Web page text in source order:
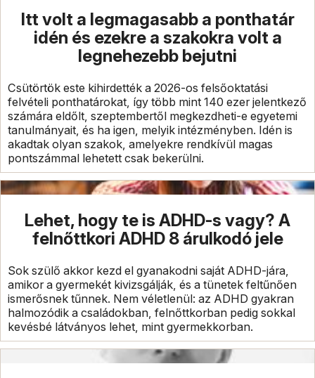
Itt volt a legmagasabb a ponthatár
idén és ezekre a szakokra volt a
legnehezebb bejutni
Csütörtök este kihirdették a 2026-os felsőoktatási
felvételi ponthatárokat, így több mint 140 ezer jelentkező
számára eldőlt, szeptembertől megkezdheti-e egyetemi
tanulmányait, és ha igen, melyik intézményben. Idén is
akadtak olyan szakok, amelyekre rendkívül magas
pontszámmal lehetett csak bekerülni.
Lehet, hogy te is ADHD-s vagy? A
felnőttkori ADHD 8 árulkodó jele
Sok szülő akkor kezd el gyanakodni saját ADHD-jára,
amikor a gyermekét kivizsgálják, és a tünetek feltűnően
ismerősnek tűnnek. Nem véletlenül: az ADHD gyakran
halmozódik a családokban, felnőttkorban pedig sokkal
kevésbé látványos lehet, mint gyermekkorban.